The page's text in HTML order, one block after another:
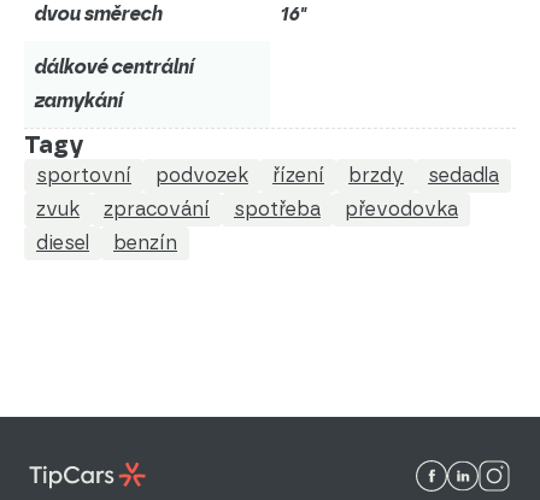
dvou směrech
16"
dálkové centrální
zamykání
Tagy
sportovní podvozek řízení brzdy
sedadla
zvuk
zpracování spotřeba
převodovka
diesel
benzín